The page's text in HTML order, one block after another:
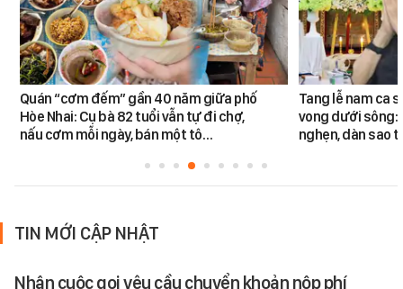
Quán “cơm đếm” gần 40 năm giữa phố
Hòe Nhai: Cụ bà 82 tuổi vẫn tự đi chợ,
nấu cơm mỗi ngày, bán một tô…
Tang lễ nam ca
vong dưới sông:
nghẹn, dàn sao
TIN MỚI CẬP NHẬT
Nhận cuộc gọi yêu cầu chuyển khoản nộp phí